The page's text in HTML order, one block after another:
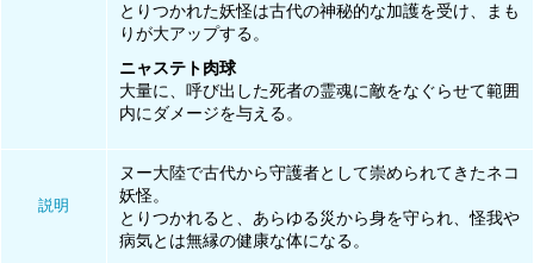
とりつかれた妖怪は古代の神秘的な加護を受け、まも
りが大アップする。
ニャステト肉球
大量に、呼び出した死者の霊魂に敵をなぐらせて範囲
内にダメージを与える。
説明
ヌー大陸で古代から守護者として崇められてきたネコ
妖怪。
とりつかれると、あらゆる災から身を守られ、怪我や
病気とは無縁の健康な体になる。